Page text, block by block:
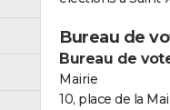
Bureau de
Bureau de
Mairie
10, place de la